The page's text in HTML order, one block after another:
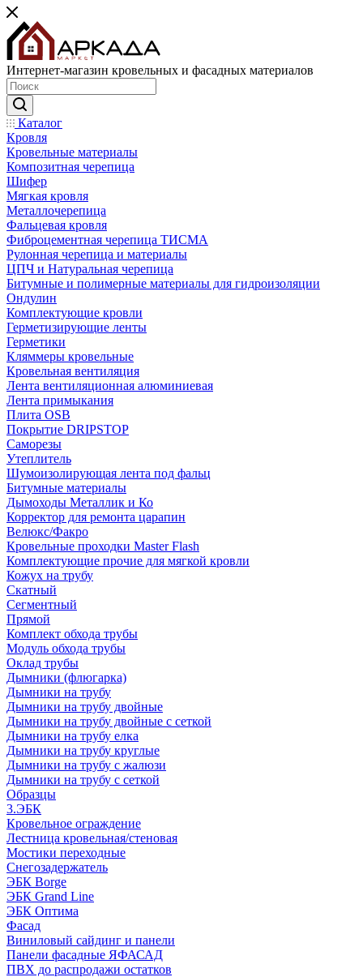
Интернет-магазин кровельных и фасадных материалов
Каталог
Кровля
Кровельные материалы
Композитная черепица
Шифер
Мягкая кровля
Металлочерепица
Фальцевая кровля
Фиброцементная черепица ТИСМА
Рулонная черепица и материалы
ЦПЧ и Натуральная черепица
Битумные и полимерные материалы для гидроизоляции
Ондулин
Комплектующие кровли
Герметизирующие ленты
Герметики
Кляммеры кровельные
Кровельная вентиляция
Лента вентиляционная алюминиевая
Лента примыкания
Плита OSB
Покрытие DRIPSTOP
Саморезы
Утеплитель
Шумоизолирующая лента под фальц
Битумные материалы
Дымоходы Металлик и Ко
Корректор для ремонта царапин
Велюкс/Факро
Кровельные проходки Master Flash
Комплектующие прочие для мягкой кровли
Кожух на трубу
Скатный
Сегментный
Прямой
Комплект обхода трубы
Модуль обхода трубы
Оклад трубы
Дымники (флюгарка)
Дымники на трубу
Дымники на трубу двoйные
Дымники на трубу двoйные с сеткой
Дымники на трубу елка
Дымники на трубу круглые
Дымники на трубу с жалюзи
Дымники на трубу с сеткой
Образцы
3.ЭБК
Кровельное ограждение
Лестница кровельная/стеновая
Мостики переходные
Снегозадержатель
ЭБК Borge
ЭБК Grand Line
ЭБК Оптима
Фасад
Виниловый сайдинг и панели
Панели фасадные ЯФАСАД
ПВХ до распродажи остатков